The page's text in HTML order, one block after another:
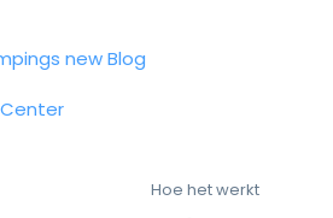
newBlog
Hoe het werkt